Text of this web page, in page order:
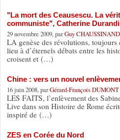
"La mort des Ceausescu. La
communiste", Catherine
29 novembre 2009, parGuy
LA genèse des révolutions, toujours
lieu à d’éternels débats entre les
croisent et (…)
Chine : vers un nouvel
16 juin 2008, parGérard-François DUMONT
LES FAITS, l’enlèvement des
Live dans son Histoire de Rome
inspiré de (…)
ZES en Corée du Nord